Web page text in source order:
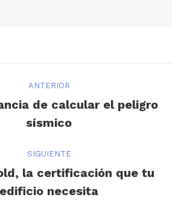
ANTERIOR
Publicación
anterior:
de calcular el peligro
sísmico
SIGUIENTE
Publicación
siguiente:
la certificación que tu
edificio necesita